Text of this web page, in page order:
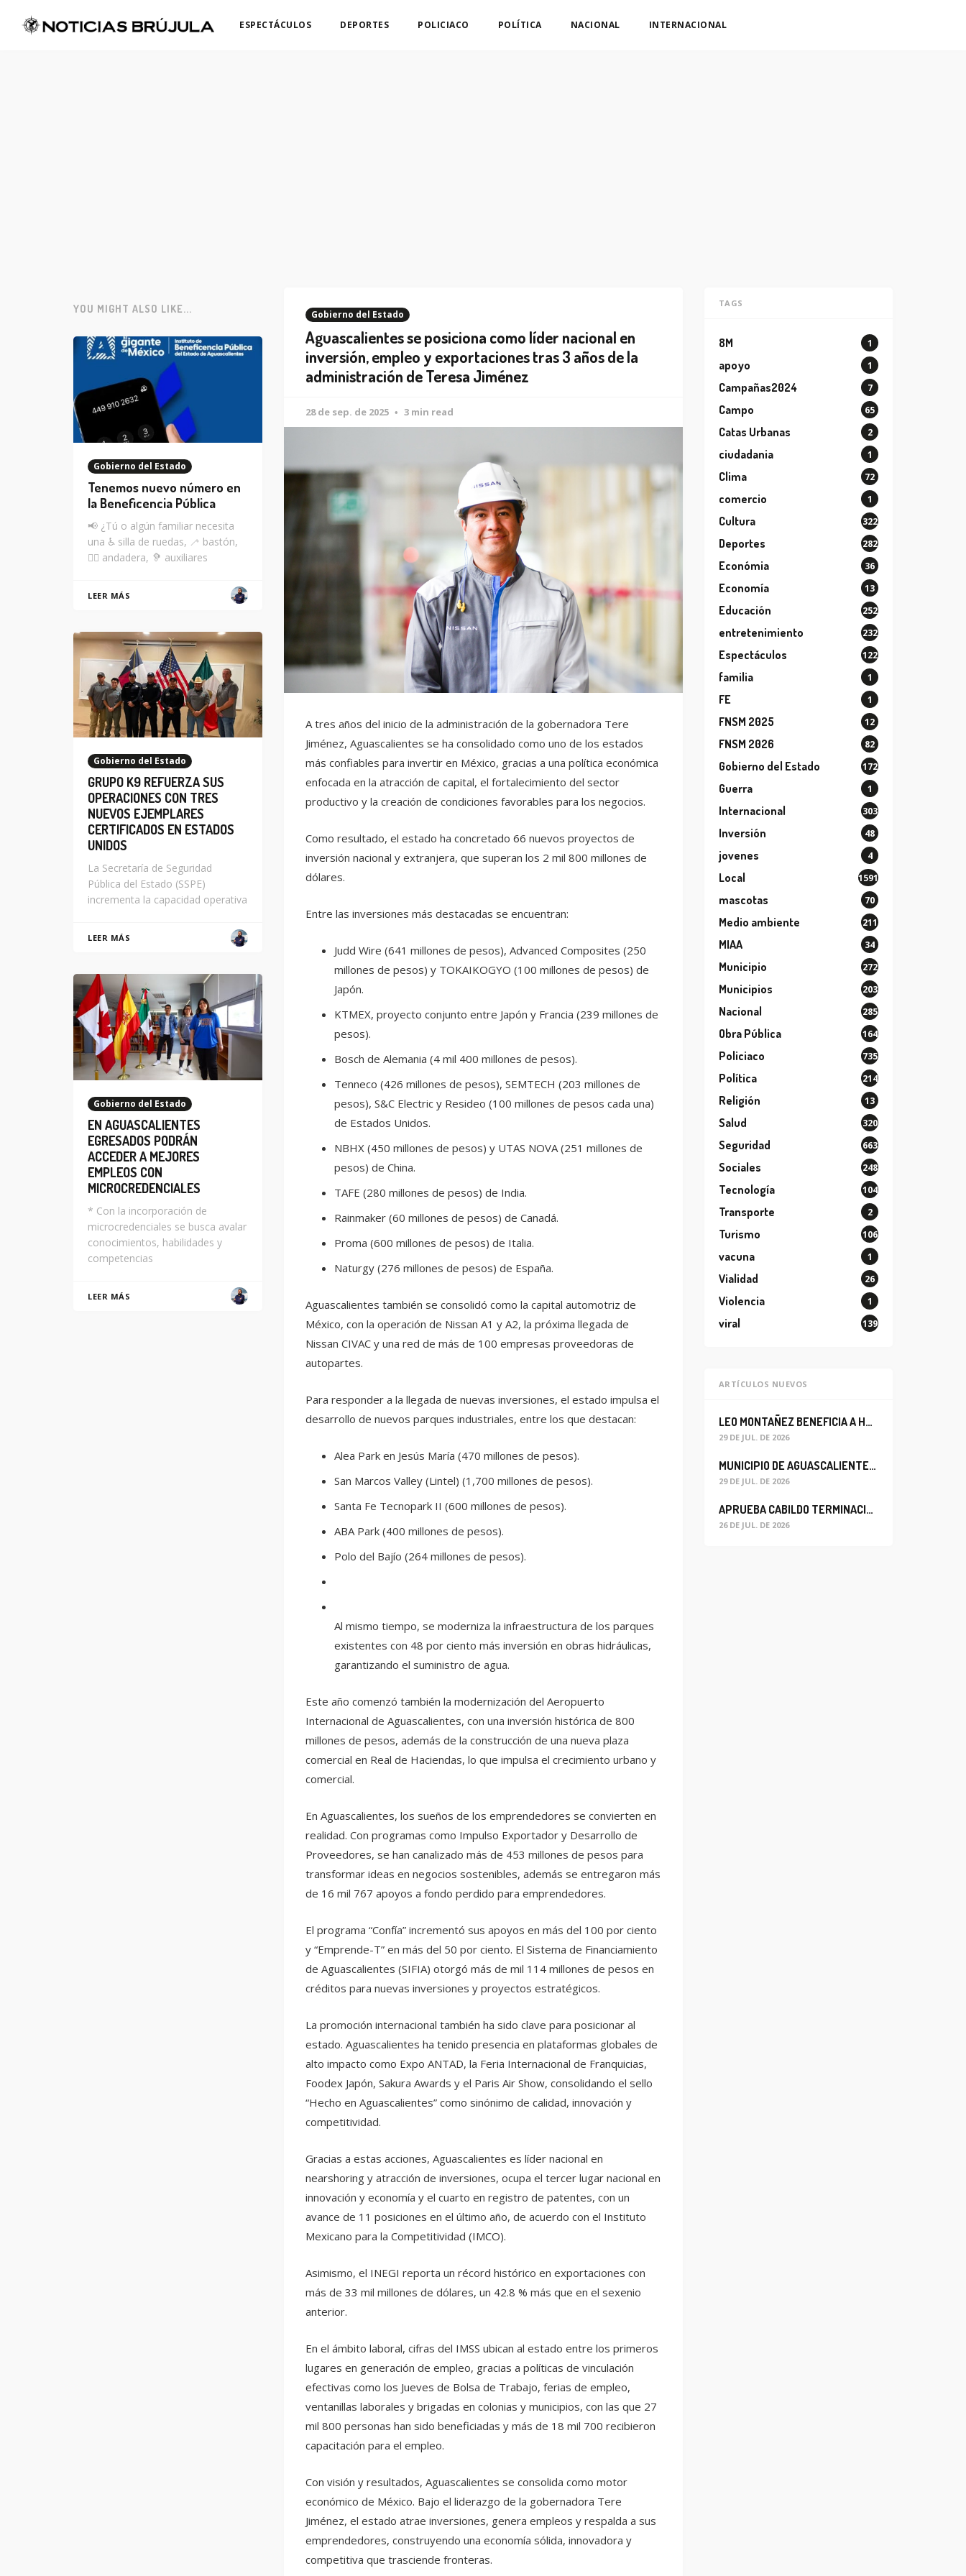
ESPECTÁCULOS DEPORTES POLICIACO POLÍTICA NACIONAL INTERNACIONAL
Gobierno del Estado
Aguascalientes se posiciona como líder nacional en
inversión, empleo y exportaciones tras 3 años de la
administración de Teresa Jiménez
28 de sep. de 2025 3 min read
A tres años del inicio de la administración de la gobernadora Tere
Jiménez, Aguascalientes se ha consolidado como uno de los estados
más confiables para invertir en México, gracias a una política económica
enfocada en la atracción de capital, el fortalecimiento del sector
productivo y la creación de condiciones favorables para los negocios.
Como resultado, el estado ha concretado 66 nuevos proyectos de
inversión nacional y extranjera, que superan los 2 mil 800 millones de
dólares.
Entre las inversiones más destacadas se encuentran:
Judd Wire (641 millones de pesos), Advanced Composites (250
millones de pesos) y TOKAIKOGYO (100 millones de pesos) de
Japón.
KTMEX, proyecto conjunto entre Japón y Francia (239 millones de
pesos).
Bosch de Alemania (4 mil 400 millones de pesos).
Tenneco (426 millones de pesos), SEMTECH (203 millones de
pesos), S&C Electric y Resideo (100 millones de pesos cada una)
de Estados Unidos.
NBHX (450 millones de pesos) y UTAS NOVA (251 millones de
pesos) de China.
TAFE (280 millones de pesos) de India.
Rainmaker (60 millones de pesos) de Canadá.
Proma (600 millones de pesos) de Italia.
Naturgy (276 millones de pesos) de España.
Aguascalientes también se consolidó como la capital automotriz de
México, con la operación de Nissan A1 y A2, la próxima llegada de
Nissan CIVAC y una red de más de 100 empresas proveedoras de
autopartes.
Para responder a la llegada de nuevas inversiones, el estado impulsa el
desarrollo de nuevos parques industriales, entre los que destacan:
Alea Park en Jesús María (470 millones de pesos).
San Marcos Valley (Lintel) (1,700 millones de pesos).
Santa Fe Tecnopark II (600 millones de pesos).
ABA Park (400 millones de pesos).
Polo del Bajío (264 millones de pesos).
Al mismo tiempo, se moderniza la infraestructura de los parques
existentes con 48 por ciento más inversión en obras hidráulicas,
garantizando el suministro de agua.
Este año comenzó también la modernización del Aeropuerto
Internacional de Aguascalientes, con una inversión histórica de 800
millones de pesos, además de la construcción de una nueva plaza
comercial en Real de Haciendas, lo que impulsa el crecimiento urbano y
comercial.
En Aguascalientes, los sueños de los emprendedores se convierten en
realidad. Con programas como Impulso Exportador y Desarrollo de
Proveedores, se han canalizado más de 453 millones de pesos para
transformar ideas en negocios sostenibles, además se entregaron más
de 16 mil 767 apoyos a fondo perdido para emprendedores.
El programa “Confía” incrementó sus apoyos en más del 100 por ciento
y “Emprende-T” en más del 50 por ciento. El Sistema de Financiamiento
de Aguascalientes (SIFIA) otorgó más de mil 114 millones de pesos en
créditos para nuevas inversiones y proyectos estratégicos.
La promoción internacional también ha sido clave para posicionar al
estado. Aguascalientes ha tenido presencia en plataformas globales de
alto impacto como Expo ANTAD, la Feria Internacional de Franquicias,
Foodex Japón, Sakura Awards y el Paris Air Show, consolidando el sello
“Hecho en Aguascalientes” como sinónimo de calidad, innovación y
competitividad.
Gracias a estas acciones, Aguascalientes es líder nacional en
nearshoring y atracción de inversiones, ocupa el tercer lugar nacional en
innovación y economía y el cuarto en registro de patentes, con un
avance de 11 posiciones en el último año, de acuerdo con el Instituto
Mexicano para la Competitividad (IMCO).
Asimismo, el INEGI reporta un récord histórico en exportaciones con
más de 33 mil millones de dólares, un 42.8 % más que en el sexenio
anterior.
En el ámbito laboral, cifras del IMSS ubican al estado entre los primeros
lugares en generación de empleo, gracias a políticas de vinculación
efectivas como los Jueves de Bolsa de Trabajo, ferias de empleo,
ventanillas laborales y brigadas en colonias y municipios, con las que 27
mil 800 personas han sido beneficiadas y más de 18 mil 700 recibieron
capacitación para el empleo.
Con visión y resultados, Aguascalientes se consolida como motor
económico de México. Bajo el liderazgo de la gobernadora Tere
Jiménez, el estado atrae inversiones, genera empleos y respalda a sus
emprendedores, construyendo una economía sólida, innovadora y
competitiva que trasciende fronteras.
YOU MIGHT ALSO LIKE...
Gobierno del Estado
Tenemos nuevo número en
la Beneficencia Pública
📢 ¿Tú o algún familiar necesita
una ♿ silla de ruedas, 🦯 bastón,
🚶‍♂️ andadera, 🦻 auxiliares
LEER MÁS
Gobierno del Estado
GRUPO K9 REFUERZA SUS
OPERACIONES CON TRES
NUEVOS EJEMPLARES
CERTIFICADOS EN ESTADOS
UNIDOS
La Secretaría de Seguridad
Pública del Estado (SSPE)
incrementa la capacidad operativa
LEER MÁS
Gobierno del Estado
EN AGUASCALIENTES
EGRESADOS PODRÁN
ACCEDER A MEJORES
EMPLEOS CON
MICROCREDENCIALES
* Con la incorporación de
microcredenciales se busca avalar
conocimientos, habilidades y
competencias
LEER MÁS
TAGS
8M 1
apoyo 1
Campañas2024 7
Campo 65
Catas Urbanas 2
ciudadania 1
Clima 72
comercio 1
Cultura 322
Deportes 282
Económia 36
Economía 13
Educación 252
entretenimiento 232
Espectáculos 122
familia 1
FE 1
FNSM 2025 12
FNSM 2026 82
Gobierno del Estado 172
Guerra 1
Internacional 303
Inversión 48
jovenes 4
Local 1591
mascotas 70
Medio ambiente 211
MIAA 34
Municipio 272
Municipios 203
Nacional 285
Obra Pública 164
Policiaco 735
Política 214
Religión 13
Salud 320
Seguridad 663
Sociales 248
Tecnología 104
Transporte 2
Turismo 106
vacuna 1
Vialidad 26
Violencia 1
viral 139
ARTÍCULOS NUEVOS
LEO MONTAÑEZ BENEFICIA A HABITANTES DEL BARRIO DE LA SALUD CON MEJORA DEL ALCANTARILLADO SANITARIO
29 DE JUL. DE 2026
MUNICIPIO DE AGUASCALIENTES REABRE CIRCULACIÓN VEHICULAR EN LA CALLE JOSEFA ORTIZ DE DOMÍNGUEZ
29 DE JUL. DE 2026
APRUEBA CABILDO TERMINACIÓN ANTICIPADA DEL CONTRATO PARA EL PROYECTO DE MODERNIZACIÓN DEL SISTEMA DE ALUMBRADO
26 DE JUL. DE 2026